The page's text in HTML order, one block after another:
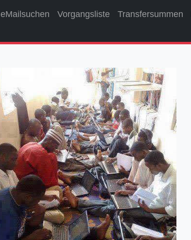
eMailsuchen Vorgangsliste Transfersummen